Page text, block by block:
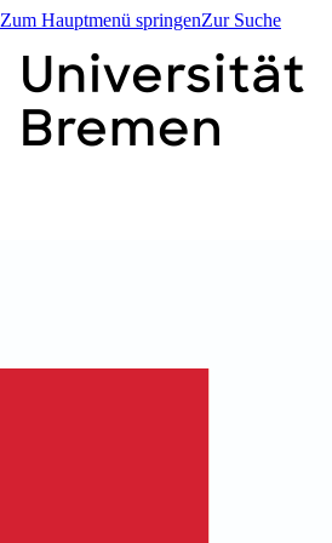
Zum Hauptmenü springenZur Suche